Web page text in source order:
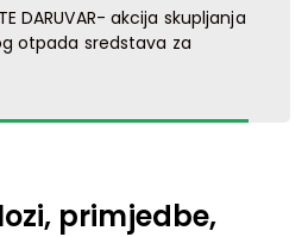
DARUVAR- akcija skupljanja
otpada sredstava za
primjedbe,